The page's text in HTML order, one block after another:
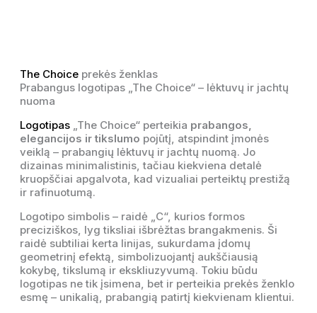
The Choice prekės ženklas
Prabangus logotipas „The Choice“ – lėktuvų ir jachtų
nuoma
Logotipas „The Choice“ perteikia prabangos,
elegancijos ir tikslumo pojūtį, atspindint įmonės
veiklą – prabangių lėktuvų ir jachtų nuomą. Jo
dizainas minimalistinis, tačiau kiekviena detalė
kruopščiai apgalvota, kad vizualiai perteiktų prestižą
ir rafinuotumą.
Logotipo simbolis – raidė „C“, kurios formos
preciziškos, lyg tiksliai išbrėžtas brangakmenis. Ši
raidė subtiliai kerta linijas, sukurdama įdomų
geometrinį efektą, simbolizuojantį aukščiausią
kokybę, tikslumą ir ekskliuzyvumą. Tokiu būdu
logotipas ne tik įsimena, bet ir perteikia prekės ženklo
esmę – unikalią, prabangią patirtį kiekvienam klientui.